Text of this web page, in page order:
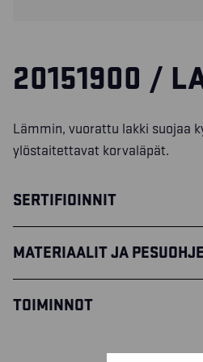
20151900 /
Lämmin, vuorattu lakki suojaa
ylöstaitettavat korvaläpät.
SERTIFIOINNIT
MATERIAALIT JA
TOIMINNOT